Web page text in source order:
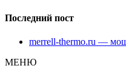
Последний пост
merrell-thermo.ru —
МЕНЮ